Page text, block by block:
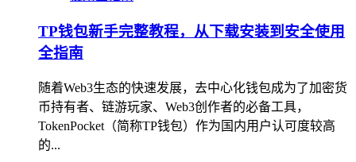
TP钱包新手完整教程，从下载安装到安全使用
全指南
随着Web3生态的快速发展，去中心化钱包成为了加密货
币持有者、链游玩家、Web3创作者的必备工具，
TokenPocket（简称TP钱包）作为国内用户认可度较高
的...